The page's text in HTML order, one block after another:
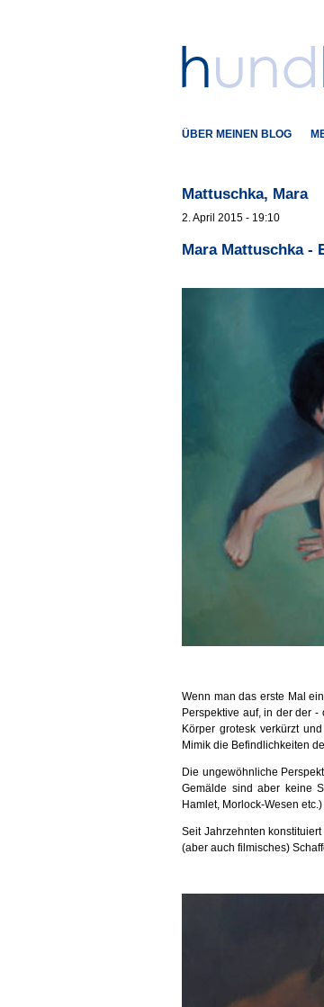
ÜBER MEINEN BLOG
Mattuschka, Mara
2. April 2015 - 19:10
Mara Mattuschka -
Wenn man das erste Mal
Perspektive auf, in der der
Körper grotesk verkürzt
Mimik die Befindlichkeiten
Die ungewöhnliche
Gemälde sind aber keine
Hamlet, Morlock-Wesen
Seit Jahrzehnten
(aber auch filmisches)